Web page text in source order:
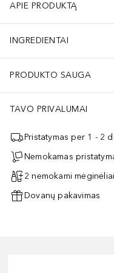
APIE PRODUKTĄ
INGREDIENTAI
PRODUKTO SAUGA
TAVO PRIVALUMAI
Pristatymas per 1 - 2
Nemokamas
2 nemokami mėginėliai
Dovanų pakavimas